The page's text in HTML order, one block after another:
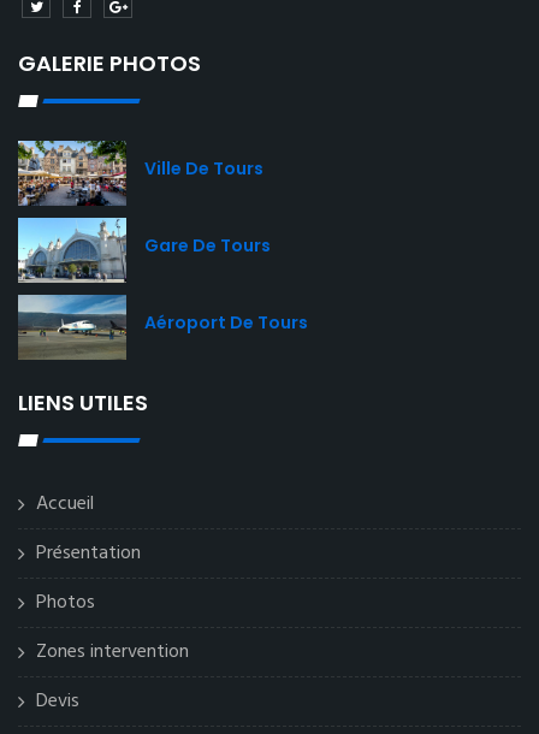
GALERIE PHOTOS
Ville De Tours
Gare De Tours
Aéroport De Tours
LIENS UTILES
Accueil
Présentation
Photos
Zones intervention
Devis